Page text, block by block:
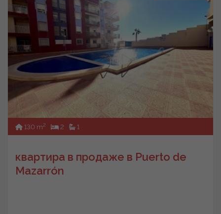
130 m2 2 1
квартира в продаже в Puerto de
Mazarrón